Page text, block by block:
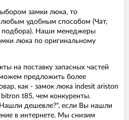
замки люка, то
удобным способом (Чат,
подбора). Наши менеджеры
люка по оригинальному
на поставку запасных частей
предложить более
как - замок люка indesit ariston
t85, чем конкуренты.
дешевле?", если Вы нашли
в интернете. Мы снизим